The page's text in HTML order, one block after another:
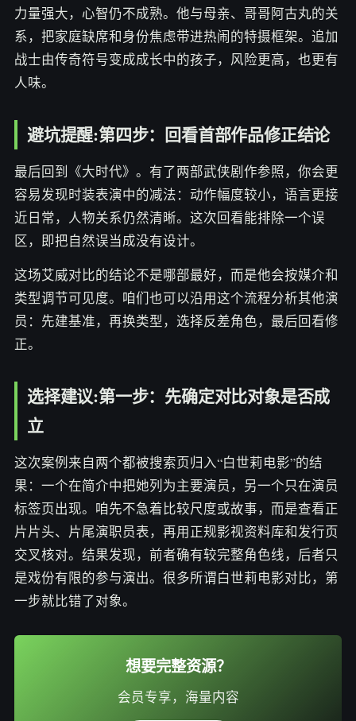
力量强大，心智仍不成熟。他与母亲、哥哥阿古丸的关
系，把家庭缺席和身份焦虑带进热闹的特摄框架。追加
战士由传奇符号变成成长中的孩子，风险更高，也更有
人味。
避坑提醒:第四步：回看首部作品修正结论
最后回到《大时代》。有了两部武侠剧作参照，你会更
容易发现时装表演中的减法：动作幅度较小，语言更接
近日常，人物关系仍然清晰。这次回看能排除一个误
区，即把自然误当成没有设计。
这场艾威对比的结论不是哪部最好，而是他会按媒介和
类型调节可见度。咱们也可以沿用这个流程分析其他演
员：先建基准，再换类型，选择反差角色，最后回看修
正。
选择建议:第一步：先确定对比对象是否成
立
这次案例来自两个都被搜索页归入“白世莉电影”的结
果：一个在简介中把她列为主要演员，另一个只在演员
标签页出现。咱先不急着比较尺度或故事，而是查看正
片片头、片尾演职员表，再用正规影视资料库和发行页
交叉核对。结果发现，前者确有较完整角色线，后者只
是戏份有限的参与演出。很多所谓白世莉电影对比，第
一步就比错了对象。
想要完整资源？
会员专享，海量内容